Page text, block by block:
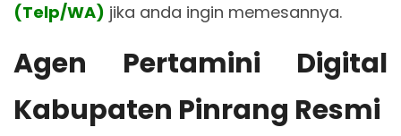
(Telp/WA) jika anda ingin memesannya.
Agen Pertamini Digital
Kabupaten Pinrang Resmi